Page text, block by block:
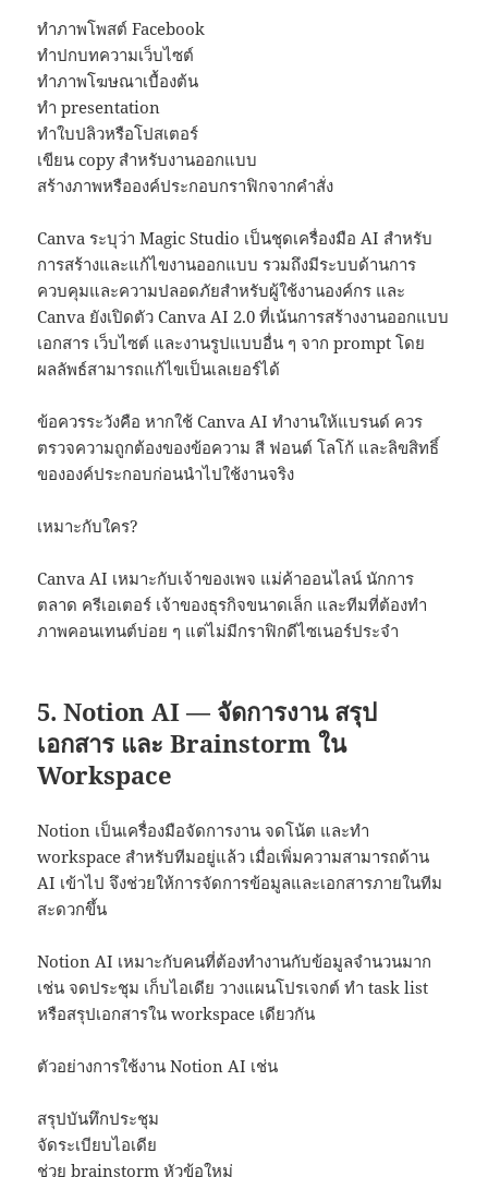
ทำภาพโพสต์ Facebook
ทำปกบทความเว็บไซต์
ทำภาพโฆษณาเบื้องต้น
ทำ presentation
ทำใบปลิวหรือโปสเตอร์
เขียน copy สำหรับงานออกแบบ
สร้างภาพหรือองค์ประกอบกราฟิกจากคำสั่ง
Canva ระบุว่า Magic Studio เป็นชุดเครื่องมือ AI สำหรับ
การสร้างและแก้ไขงานออกแบบ รวมถึงมีระบบด้านการ
ควบคุมและความปลอดภัยสำหรับผู้ใช้งานองค์กร และ
Canva ยังเปิดตัว Canva AI 2.0 ที่เน้นการสร้างงานออกแบบ
เอกสาร เว็บไซต์ และงานรูปแบบอื่น ๆ จาก prompt โดย
ผลลัพธ์สามารถแก้ไขเป็นเลเยอร์ได้
ข้อควรระวังคือ หากใช้ Canva AI ทำงานให้แบรนด์ ควร
ตรวจความถูกต้องของข้อความ สี ฟอนต์ โลโก้ และลิขสิทธิ์
ขององค์ประกอบก่อนนำไปใช้งานจริง
เหมาะกับใคร?
Canva AI เหมาะกับเจ้าของเพจ แม่ค้าออนไลน์ นักการ
ตลาด ครีเอเตอร์ เจ้าของธุรกิจขนาดเล็ก และทีมที่ต้องทำ
ภาพคอนเทนต์บ่อย ๆ แต่ไม่มีกราฟิกดีไซเนอร์ประจำ
5. Notion AI — จัดการงาน สรุป
เอกสาร และ Brainstorm ใน
Workspace
Notion เป็นเครื่องมือจัดการงาน จดโน้ต และทำ
workspace สำหรับทีมอยู่แล้ว เมื่อเพิ่มความสามารถด้าน
AI เข้าไป จึงช่วยให้การจัดการข้อมูลและเอกสารภายในทีม
สะดวกขึ้น
Notion AI เหมาะกับคนที่ต้องทำงานกับข้อมูลจำนวนมาก
เช่น จดประชุม เก็บไอเดีย วางแผนโปรเจกต์ ทำ task list
หรือสรุปเอกสารใน workspace เดียวกัน
ตัวอย่างการใช้งาน Notion AI เช่น
สรุปบันทึกประชุม
จัดระเบียบไอเดีย
ช่วย brainstorm หัวข้อใหม่